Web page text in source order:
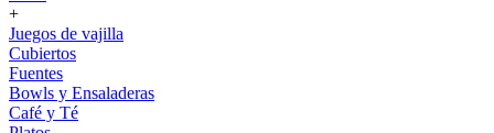
+
Juegos de vajilla
Cubiertos
Fuentes
Bowls y Ensaladeras
Café y Té